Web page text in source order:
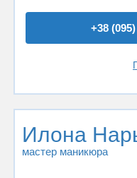
+38
Илона
мастер маникюра